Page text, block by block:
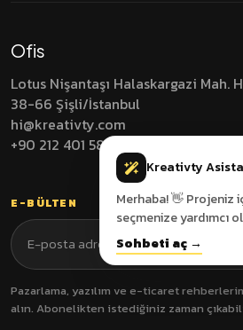
Ofis
Lotus Nişantaşı Halaskargazi Mah.
38-66 Şişli/İstanbul
hi@kreativty.com
+90 212 401 5838
Pazarlama, yazılım ve e-ticaret
alın. Abonelikten istediğiniz zaman
Kreativty
Merhaba! 👋 Projeniz
seçmenize yardımcı
Sohbeti aç →